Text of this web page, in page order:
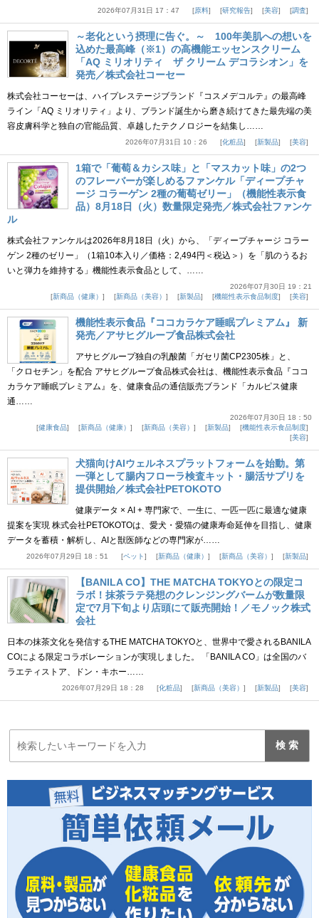
2026年07月31日 17：47 原料 研究報告 美容 調査
～老化という摂理に告ぐ。～ 100年美肌への想いを
込めた最高峰（※1）の高機能エッセンスクリーム
「AQ ミリオリティ ザ クリーム デコラシオン」を
発売／株式会社コーセー
株式会社コーセーは、ハイプレステージブランド『コスメデコルテ』の最高峰
ライン「AQ ミリオリティ」より、ブランド誕生から磨き続けてきた最先端の美
容皮膚科学と独自の官能品質、卓越したテクノロジーを結集し……
2026年07月31日 10：26 化粧品 新製品 美容
1箱で「葡萄＆カシス味」と「マスカット味」の2つ
のフレーバーが楽しめるファンケル「ディープチャ
ージ コラーゲン 2種の葡萄ゼリー」（機能性表示食
品）8月18日（火）数量限定発売／株式会社ファンケ
ル
株式会社ファンケルは2026年8月18日（火）から、「ディープチャージ コラー
ゲン 2種のゼリー」（1箱10本入り／価格：2,494円＜税込＞）を「肌のうるお
いと弾力を維持する」機能性表示食品として、……
2026年07月30日 19：21
新商品（健康）
新商品（美容） 新製品 機能性表示食品制度 美容
機能性表示食品『ココカラケア睡眠プレミアム』 新
発売／アサヒグループ食品株式会社
アサヒグループ独自の乳酸菌「ガセリ菌CP2305株」と、
「クロセチン」を配合 アサヒグループ食品株式会社は、機能性表示食品『ココ
カラケア睡眠プレミアム』を、健康食品の通信販売ブランド「カルピス健康
通……
2026年07月30日 18：50
健康食品
新商品（健康） 新商品（美容） 新製品
機能性表示食品制度
美容
犬猫向けAIウェルネスプラットフォームを始動。第
一弾として腸内フローラ検査キット・腸活サプリを
提供開始／株式会社PETOKOTO
健康データ × AI + 専門家で、一生に、一匹一匹に最適な健康
提案を実現 株式会社PETOKOTOは、愛犬・愛猫の健康寿命延伸を目指し、健康
データを蓄積・解析し、AIと獣医師などの専門家が……
2026年07月29日 18：51 ペット 新商品（健康） 新商品（美容） 新製品
【BANILA CO】THE MATCHA TOKYOとの限定コ
ラボ！抹茶ラテ発想のクレンジングバームが数量限
定で7月下旬より店頭にて販売開始！／モノック株式
会社
日本の抹茶文化を発信するTHE MATCHA TOKYOと、世界中で愛されるBANILA
COによる限定コラボレーションが実現しました。 「BANILA CO」は全国のバ
ラエティストア、ドン・キホー……
2026年07月29日 18：28 化粧品 新商品（美容） 新製品 美容